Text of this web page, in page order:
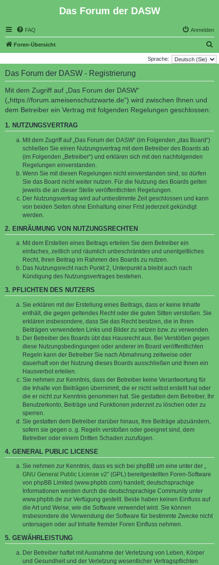
Das Forum der DASW
FAQ Anmelden
Foren-Übersicht
u
Sprache:
Das Forum der DASW - Registrierung
Mit dem Zugriff auf „Das Forum der DASW“
(„https://forum.ameisenschutzwarte.de“) wird zwischen Ihnen und
dem Betreiber ein Vertrag mit folgenden Regelungen geschlossen:
1. NUTZUNGSVERTRAG
Mit dem Zugriff auf „Das Forum der DASW“ (im Folgenden „das Board“)
schließen Sie einen Nutzungsvertrag mit dem Betreiber des Boards ab
(im Folgenden „Betreiber“) und erklären sich mit den nachfolgenden
Regelungen einverstanden.
Wenn Sie mit diesen Regelungen nicht einverstanden sind, so dürfen
Sie das Board nicht weiter nutzen. Für die Nutzung des Boards gelten
jeweils die an dieser Stelle veröffentlichten Regelungen.
Der Nutzungsvertrag wird auf unbestimmte Zeit geschlossen und kann
von beiden Seiten ohne Einhaltung einer Frist jederzeit gekündigt
werden.
2. EINRÄUMUNG VON NUTZUNGSRECHTEN
Mit dem Erstellen eines Beitrags erteilen Sie dem Betreiber ein
einfaches, zeitlich und räumlich unbeschränktes und unentgeltliches
Recht, Ihren Beitrag im Rahmen des Boards zu nutzen.
Das Nutzungsrecht nach Punkt 2, Unterpunkt a bleibt auch nach
Kündigung des Nutzungsvertrages bestehen.
3. PFLICHTEN DES NUTZERS
Sie erklären mit der Erstellung eines Beitrags, dass er keine Inhalte
enthält, die gegen geltendes Recht oder die guten Sitten verstoßen. Sie
erklären insbesondere, dass Sie das Recht besitzen, die in Ihren
Beiträgen verwendeten Links und Bilder zu setzen bzw. zu verwenden.
Der Betreiber des Boards übt das Hausrecht aus. Bei Verstößen gegen
diese Nutzungsbedingungen oder anderer im Board veröffentlichten
Regeln kann der Betreiber Sie nach Abmahnung zeitweise oder
dauerhaft von der Nutzung dieses Boards ausschließen und Ihnen ein
Hausverbot erteilen.
Sie nehmen zur Kenntnis, dass der Betreiber keine Verantwortung für
die Inhalte von Beiträgen übernimmt, die er nicht selbst erstellt hat oder
die er nicht zur Kenntnis genommen hat. Sie gestatten dem Betreiber, Ihr
Benutzerkonto, Beiträge und Funktionen jederzeit zu löschen oder zu
sperren.
Sie gestatten dem Betreiber darüber hinaus, Ihre Beiträge abzuändern,
sofern sie gegen o. g. Regeln verstoßen oder geeignet sind, dem
Betreiber oder einem Dritten Schaden zuzufügen.
4. GENERAL PUBLIC LICENSE
Sie nehmen zur Kenntnis, dass es sich bei phpBB um eine unter der „
GNU General Public License v2“ (GPL) bereitgestellten Foren-Software
von phpBB Limited (www.phpbb.com) handelt; deutschsprachige
Informationen werden durch die deutschsprachige Community unter
www.phpbb.de zur Verfügung gestellt. Beide haben keinen Einfluss auf
die Art und Weise, wie die Software verwendet wird. Sie können
insbesondere die Verwendung der Software für bestimmte Zwecke nicht
untersagen oder auf Inhalte fremder Foren Einfluss nehmen.
5. GEWÄHRLEISTUNG
Der Betreiber haftet mit Ausnahme der Verletzung von Leben, Körper
und Gesundheit und der Verletzung wesentlicher Vertragspflichten